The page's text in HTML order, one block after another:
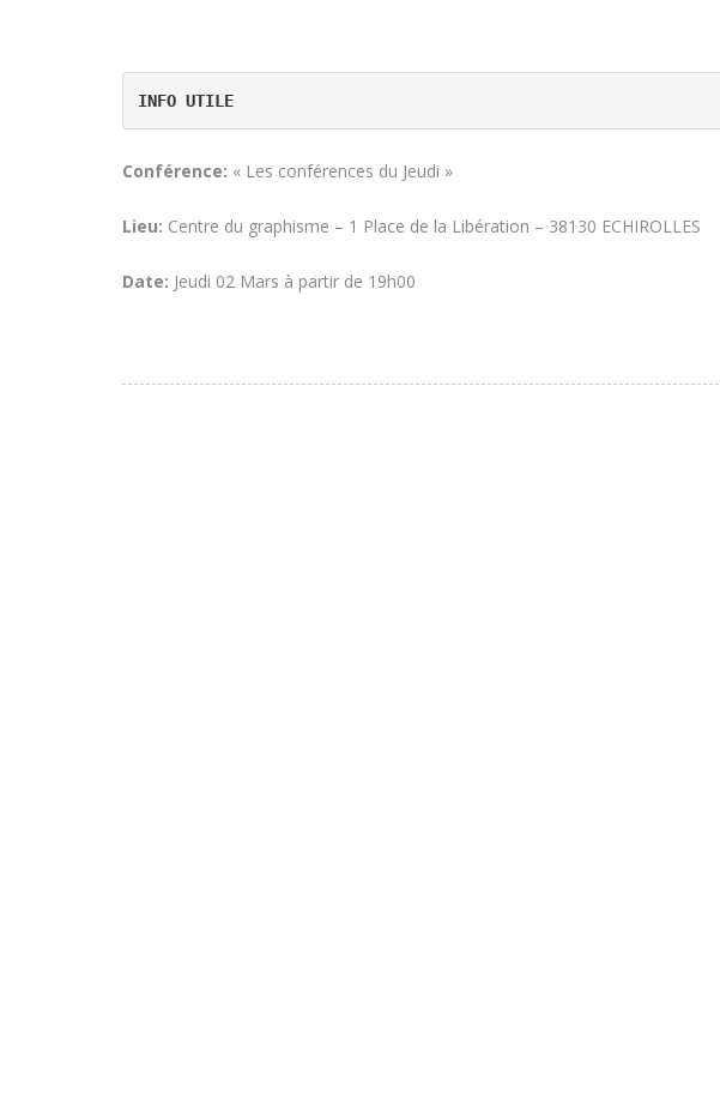
INFO UTILE
Conférence: « Les conférences du Jeudi »
Lieu: Centre du graphisme – 1 Place de la Libération – 38130 ECHIROLLES
Date: Jeudi 02 Mars à partir de 19h00